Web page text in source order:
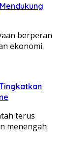
berperan
ekonomi.
terus
menengah